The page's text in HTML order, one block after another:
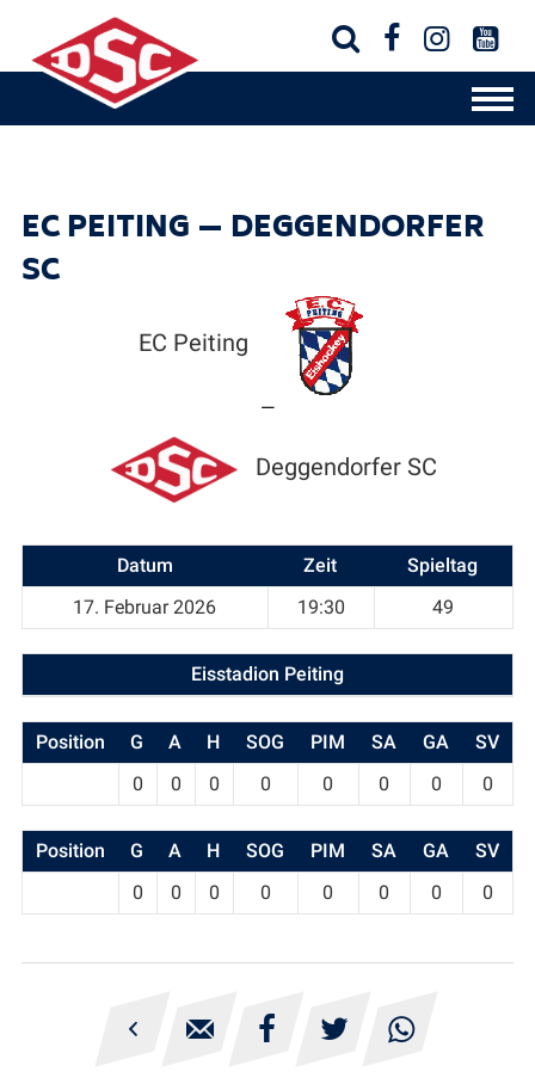
   
EC PEITING — DEGGENDORFER
SC
EC Peiting
—
Deggendorfer SC
Datum Zeit
Spieltag
17. Februar 2026
19:30 49
Eisstadion Peiting
Position G A H SOG PIM SA GA
SV
0
0 0 0 0 0 0 0
Position G A H SOG PIM SA GA
SV
0
0 0 0 0 0 0 0
    